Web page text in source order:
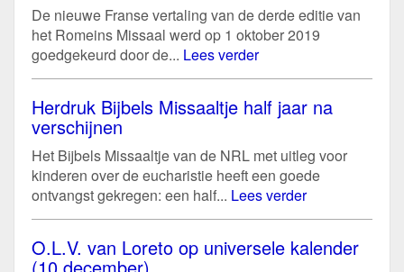
De nieuwe Franse vertaling van de derde editie van
het Romeins Missaal werd op 1 oktober 2019
goedgekeurd door de... Lees verder
Herdruk Bijbels Missaaltje half jaar na
verschijnen
Het Bijbels Missaaltje van de NRL met uitleg voor
kinderen over de eucharistie heeft een goede
ontvangst gekregen: een half... Lees verder
O.L.V. van Loreto op universele kalender